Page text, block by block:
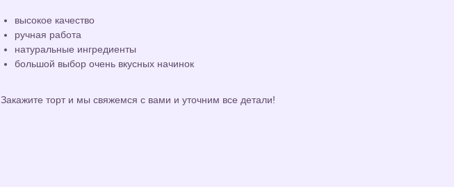
высокое качество
ручная работа
натуральные ингредиенты
большой выбор очень вкусных начинок
Закажите торт и мы свяжемся с вами и уточним все детали!